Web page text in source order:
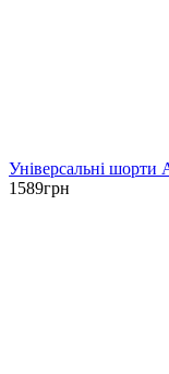
Універсальні шорти
1589грн